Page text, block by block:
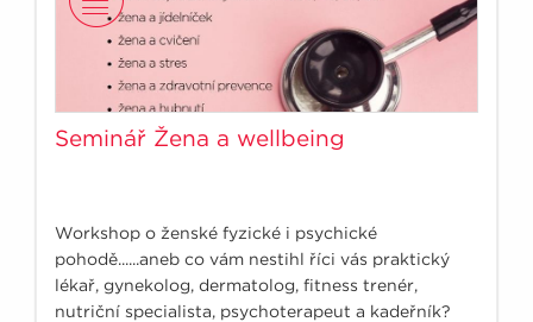
Seminář Žena a wellbeing
Workshop o ženské fyzické i psychické
pohodě......aneb co vám nestihl říci vás praktický
lékař, gynekolog, dermatolog, fitness trenér,
nutriční specialista, psychoterapeut a kadeřník?